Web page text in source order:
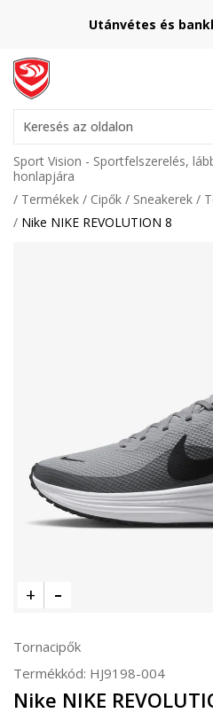
Utánvétes és
Keresés az oldalon
Sport Vision - Sportfelszerelés,
honlapjára
Termékek
Cipők Sneakerek
Nike NIKE REVOLUTION 8
Tornacipők
Termékkód: HJ9198-004
Nike NIKE